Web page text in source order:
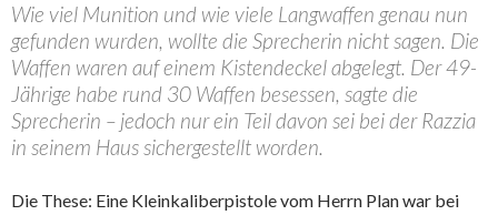
Wie viel Munition und wie viele Langwaffen genau nun
gefunden wurden, wollte die Sprecherin nicht sagen. Die
Waffen waren auf einem Kistendeckel abgelegt. Der 49-
Jährige habe rund 30 Waffen besessen, sagte die
Sprecherin – jedoch nur ein Teil davon sei bei der Razzia
in seinem Haus sichergestellt worden.
Die These: Eine Kleinkaliberpistole vom Herrn Plan war bei